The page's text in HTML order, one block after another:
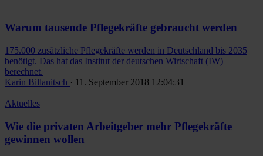
Warum tausende Pflegekräfte gebraucht werden
175.000 zusätzliche Pflegekräfte werden in Deutschland bis 2035
benötigt. Das hat das Institut der deutschen Wirtschaft (IW)
berechnet.
Karin Billanitsch · 11. September 2018 12:04:31
Aktuelles
Wie die privaten Arbeitgeber mehr Pflegekräfte
gewinnen wollen